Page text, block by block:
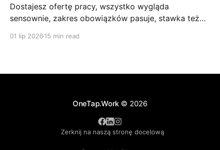
Dostajesz ofertę pracy, wszystko wygląda
sensownie, zakres obowiązków pasuje, stawka też
współpracy: umowa zlecenie. I nagle zaczynają się
01 lip 2026 15 min read
OneTap.Work © 2026
Zerknij na naszą stronę docelową